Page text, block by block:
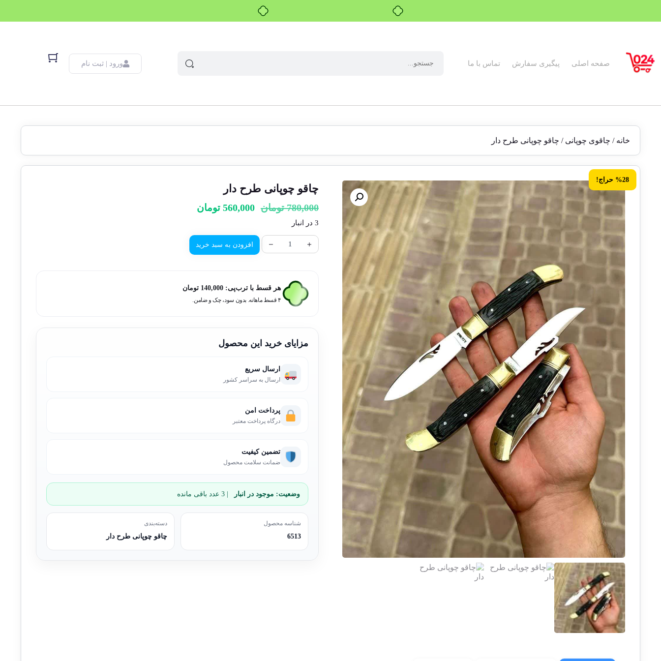
صفحه اصلی پیگیری سفارش تماس با ما ورود | ثبت نام
خانه / چاقوی چوپانی / چاقو چوپانی طرح دار
%28 حراج!
چاقو چوپانی طرح دار
780,000 تومان 560,000 تومان
3 در انبار
افزودن به سبد خرید
هر قسط با ترب‌پی: 140,000 تومان
۴ قسط ماهانه. بدون سود، چک و ضامن.
مزایای خرید این محصول
ارسال سریع
ارسال به سراسر کشور
پرداخت امن
درگاه پرداخت معتبر
تضمین کیفیت
ضمانت سلامت محصول
وضعیت: موجود در انبار
شناسه محصول
6513
دسته‌بندی
چاقو چوپانی طرح دار